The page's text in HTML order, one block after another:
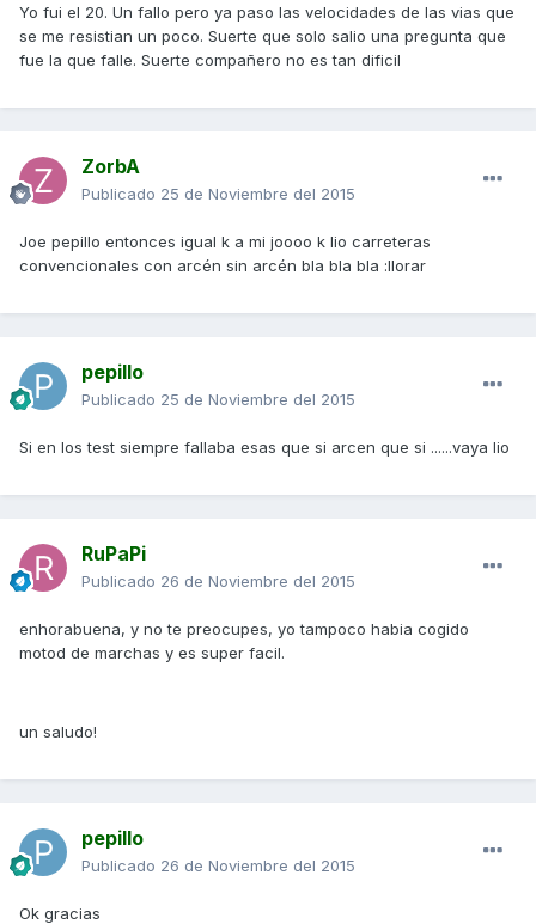
Yo fui el 20. Un fallo pero ya paso las velocidades de las vias que
se me resistian un poco. Suerte que solo salio una pregunta que
fue la que falle. Suerte compañero no es tan dificil
ZorbA
Publicado 25 de Noviembre del 2015
Joe pepillo entonces igual k a mi joooo k lio carreteras
convencionales con arcén sin arcén bla bla bla :llorar
pepillo
Publicado 25 de Noviembre del 2015
Si en los test siempre fallaba esas que si arcen que si ......vaya lio
RuPaPi
Publicado 26 de Noviembre del 2015
enhorabuena, y no te preocupes, yo tampoco habia cogido
motod de marchas y es super facil.
un saludo!
pepillo
Publicado 26 de Noviembre del 2015
Ok gracias